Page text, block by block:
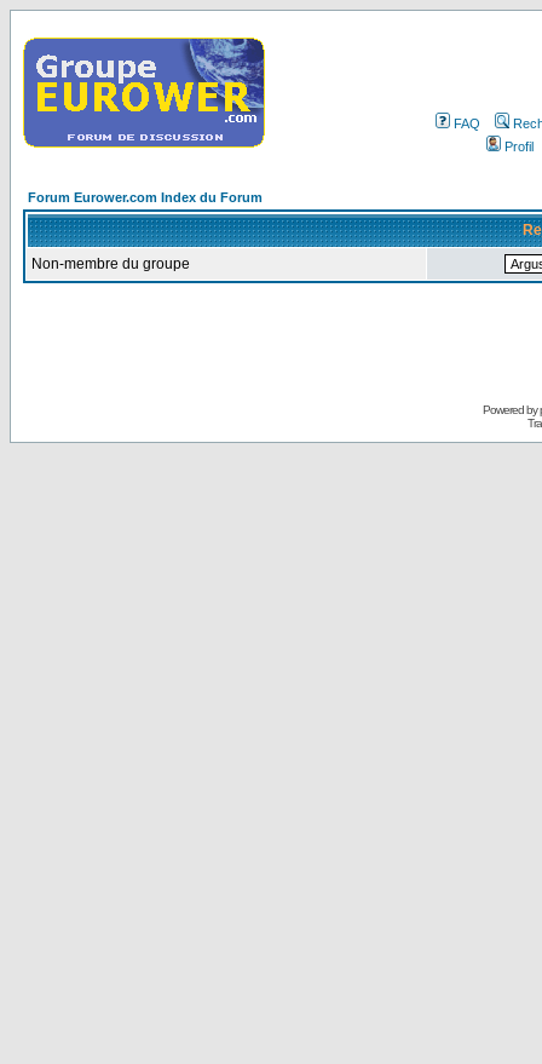
FAQ
Profil
Forum Eurower.com Index du Forum
Non-membre du groupe
Powered by